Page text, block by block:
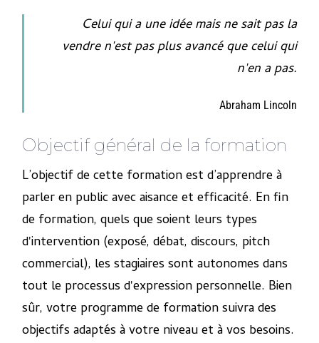
Celui qui a une idée mais ne sait pas la
vendre n'est pas plus avancé que celui qui
n'en a pas.
Abraham Lincoln
Objectif général de la formation
L’objectif de cette formation est d’apprendre à
parler en public avec aisance et efficacité. En fin
de formation, quels que soient leurs types
d'intervention (exposé, débat, discours, pitch
commercial), les stagiaires sont autonomes dans
tout le processus d'expression personnelle. Bien
sûr, votre programme de formation suivra des
objectifs adaptés à votre niveau et à vos besoins.